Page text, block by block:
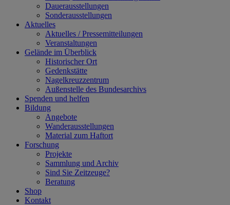
Dauerausstellungen
Sonderausstellungen
Aktuelles
Aktuelles / Pressemitteilungen
Veranstaltungen
Gelände im Überblick
Historischer Ort
Gedenkstätte
Nagelkreuzzentrum
Außenstelle des Bundesarchivs
Spenden und helfen
Bildung
Angebote
Wanderausstellungen
Material zum Haftort
Forschung
Projekte
Sammlung und Archiv
Sind Sie Zeitzeuge?
Beratung
Shop
Kontakt